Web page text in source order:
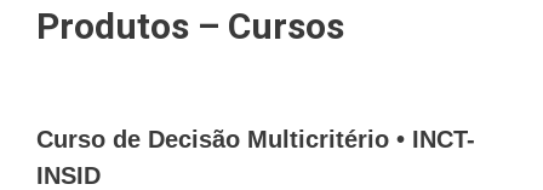
Produtos – Cursos
Curso de Decisão Multicritério • INCT-
INSID